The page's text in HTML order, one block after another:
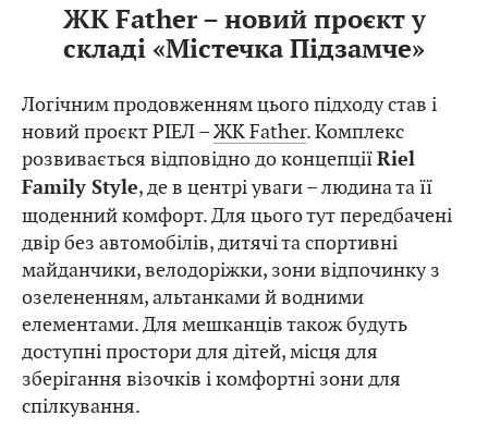
ЖК Father – новий проєкт у
складі «Містечка Підзамче»
Логічним продовженням цього підходу став і
новий проєкт РІЕЛ –ЖК Father. Комплекс
розвивається відповідно до концепціїRiel
Family Style, де в центрі уваги – людина та її
щоденний комфорт. Для цього тут передбачені
двір без автомобілів, дитячі та спортивні
майданчики, велодоріжки, зони відпочинку з
озелененням, альтанками й водними
елементами. Для мешканців також будуть
доступні простори для дітей, місця для
зберігання візочків і комфортні зони для
спілкування.